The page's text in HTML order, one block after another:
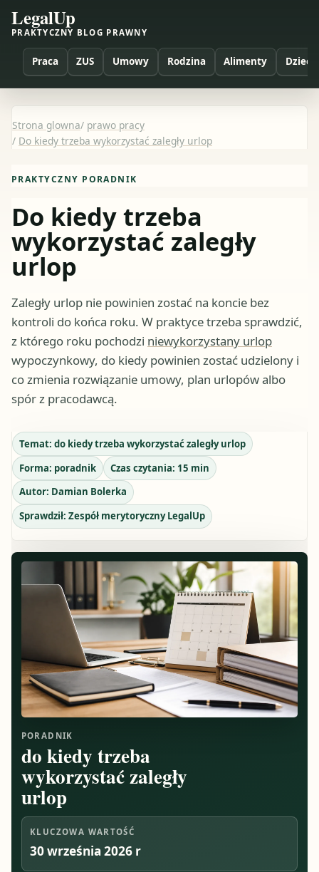
LegalUp
PRAKTYCZNY BLOG PRAWNY
Praca ZUS Umowy Rodzina Alimenty Dzieci
Strona glowna/ prawo pracy
/ Do kiedy trzeba wykorzystać zaległy urlop
PRAKTYCZNY PORADNIK
Do kiedy trzeba
wykorzystać zaległy
urlop
Zaległy urlop nie powinien zostać na koncie bez
kontroli do końca roku. W praktyce trzeba sprawdzić,
z którego roku pochodzi niewykorzystany urlop
wypoczynkowy, do kiedy powinien zostać udzielony i
co zmienia rozwiązanie umowy, plan urlopów albo
spór z pracodawcą.
Temat: do kiedy trzeba wykorzystać zaległy urlop
Forma: poradnik Czas czytania: 15 min
Autor: Damian Bolerka
Sprawdził: Zespół merytoryczny LegalUp
PORADNIK
do kiedy trzeba
wykorzystać zaległy
urlop
KLUCZOWA WARTOŚĆ
30 września 2026 r